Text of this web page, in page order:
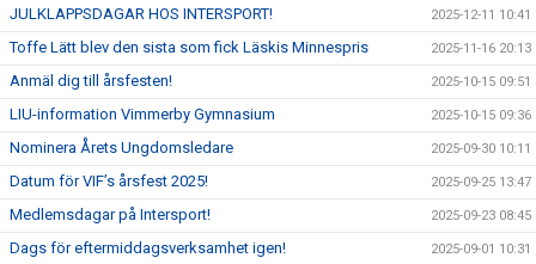
JULKLAPPSDAGAR HOS INTERSPORT! 2025-12-11 10:41
Toffe Lätt blev den sista som fick Läskis Minnespris 2025-11-16 20:13
Anmäl dig till årsfesten! 2025-10-15 09:51
LIU-information Vimmerby Gymnasium 2025-10-15 09:36
Nominera Årets Ungdomsledare 2025-09-30 10:11
Datum för VIF’s årsfest 2025! 2025-09-25 13:47
Medlemsdagar på Intersport! 2025-09-23 08:45
Dags för eftermiddagsverksamhet igen! 2025-09-01 10:31